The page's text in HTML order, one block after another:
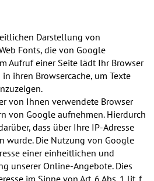
Darstellung von
Fonts, die von Google
Aufruf einer Seite lädt Ihr Browser
ihren Browsercache, um Texte
von Ihnen verwendete Browser
von Google aufnehmen. Hierdurch
dass über Ihre IP-Adresse
wurde. Die Nutzung von Google
einer einheitlichen und
unserer Online-Angebote. Dies